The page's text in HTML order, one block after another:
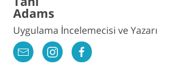
Adams
Uygulama İncelemecisi ve Yazarı